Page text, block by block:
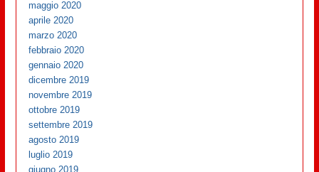
maggio 2020
aprile 2020
marzo 2020
febbraio 2020
gennaio 2020
dicembre 2019
novembre 2019
ottobre 2019
settembre 2019
agosto 2019
luglio 2019
giugno 2019